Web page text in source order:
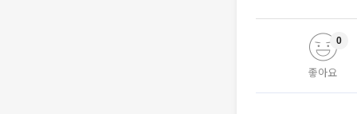
좋아요
0